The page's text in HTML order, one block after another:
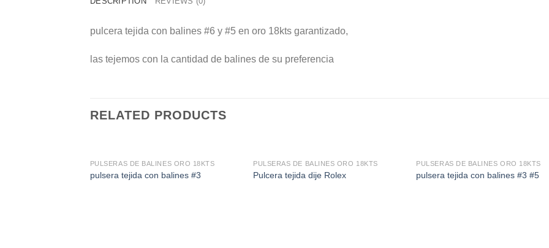
pulcera tejida con balines #6 y #5 en oro 18kts garantizado,
las tejemos con la cantidad de balines de su preferencia
RELATED PRODUCTS
PULSERAS DE BALINES ORO 18KTS
pulsera tejida con balines #3
PULSERAS DE BALINES ORO 18KTS
Pulcera tejida dije Rolex
PULSERAS DE BALINES ORO 18KTS
pulsera tejida con balines #3 #5